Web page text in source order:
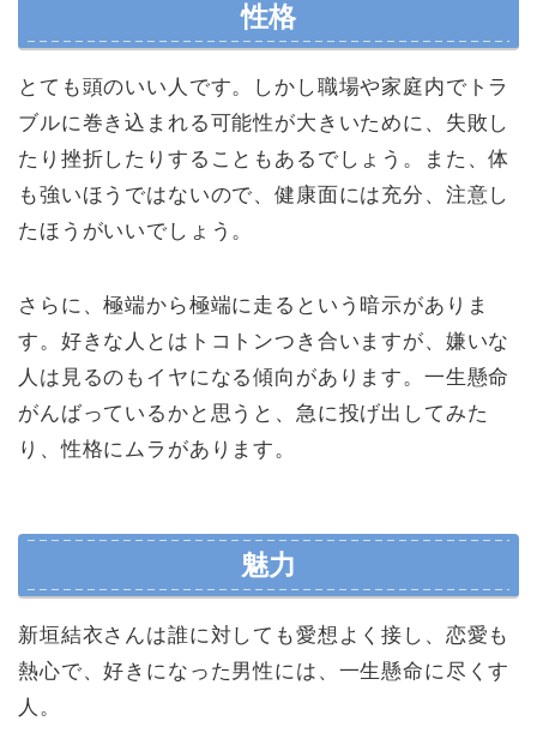
性格
とても頭のいい人です。しかし職場や家庭内でトラ
ブルに巻き込まれる可能性が大きいために、失敗し
たり挫折したりすることもあるでしょう。また、体
も強いほうではないので、健康面には充分、注意し
たほうがいいでしょう。
さらに、極端から極端に走るという暗示がありま
す。好きな人とはトコトンつき合いますが、嫌いな
人は見るのもイヤになる傾向があります。一生懸命
がんばっているかと思うと、急に投げ出してみた
り、性格にムラがあります。
魅力
新垣結衣さんは誰に対しても愛想よく接し、恋愛も
熱心で、好きになった男性には、一生懸命に尽くす
人。